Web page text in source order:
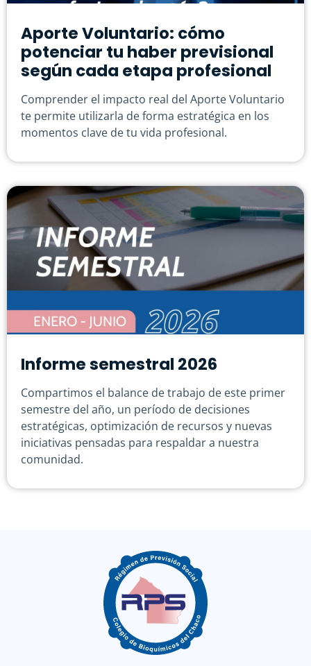
Aporte Voluntario: cómo
potenciar tu haber previsional
según cada etapa profesional
Comprender el impacto real del Aporte Voluntario
te permite utilizarla de forma estratégica en los
momentos clave de tu vida profesional.
Informe semestral 2026
Compartimos el balance de trabajo de este primer
semestre del año, un período de decisiones
estratégicas, optimización de recursos y nuevas
iniciativas pensadas para respaldar a nuestra
comunidad.